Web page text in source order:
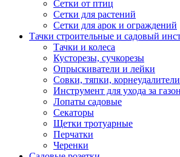
Сетки от птиц
Сетки для растений
Сетки для арок и ограждений
Тачки строительные и садовый
Тачки и колеса
Кусторезы, сучкорезы
Опрыскиватели и лейки
Совки, тяпки, корнеудалители
Инструмент для ухода за
Лопаты садовые
Секаторы
Щетки тротуарные
Перчатки
Черенки